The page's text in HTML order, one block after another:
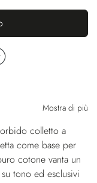
Mostra di più
colletto a
come base per
cotone vanta un
tono ed esclusivi